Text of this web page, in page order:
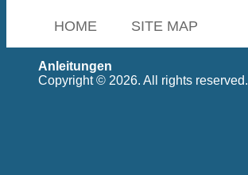
HOME SITE MAP
Anleitungen
Copyright © 2026. All rights reserved.